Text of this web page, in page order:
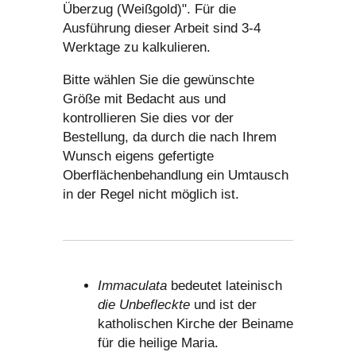
Überzug (Weißgold)". Für die
Ausführung dieser Arbeit sind 3-4
Werktage zu kalkulieren.
Bitte wählen Sie die gewünschte
Größe mit Bedacht aus und
kontrollieren Sie dies vor der
Bestellung, da durch die nach Ihrem
Wunsch eigens gefertigte
Oberflächenbehandlung ein Umtausch
in der Regel nicht möglich ist.
Immaculata bedeutet lateinisch
die Unbefleckte und ist der
katholischen Kirche der Beiname
für die heilige Maria.